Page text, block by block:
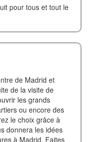
pour tous et tout le
de Madrid et
de la visite de
les grands
ou encore des
le choix grâce à
donnera les idées
à Madrid. Faites